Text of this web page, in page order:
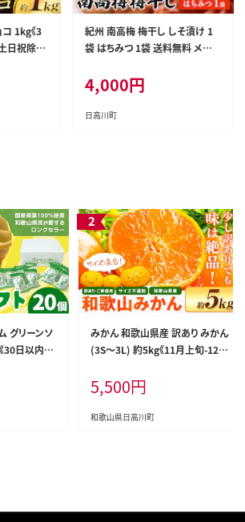
1kg《3
日祝除
菓子 お
アーモン
紀州 南高梅 梅干し しそ漬け 1
袋 はちみつ 1袋 送料無料 メー
内に出荷予定(土日祝除く)》和歌
山県 日高川町 しそ梅 はちみつ
梅---iwfn_wlocal19_30d_25_
4,000円
日高川町
グリーンソ
30日以内に
フトクリー
冷凍 送料
みかん 和歌山県産 訳あり みかん
(3S～3L) 約5kg《11月上旬-12月
フルーツ 訳あり みかん 家庭用 み
かん みかん 5kg 和歌山 みかん み
かん みかん みかん みかん---wfn_
5,500円
和歌山県日高川町